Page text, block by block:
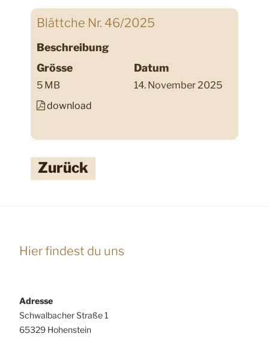
Blättche Nr. 46/2025
Beschreibung
Grösse
5 MB
Datum
14. November 2025
download
Zurück
Hier findest du uns
Adresse
Schwalbacher Straße 1
65329 Hohenstein